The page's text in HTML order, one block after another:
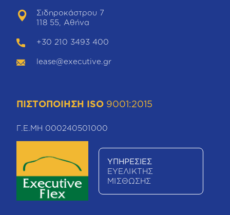
Σιδηροκάστρου 7
118 55, Αθήνα
+30 210 3493 400
lease@executive.gr
ΠΙΣΤΟΠΟΙΗΣΗ ISO 9001:2015
Γ.Ε.ΜΗ 000240501000
ΥΠΗΡΕΣΙΕΣ
ΕΥΕΛΙΚΤΗΣ
ΜΙΣΘΩΣΗΣ